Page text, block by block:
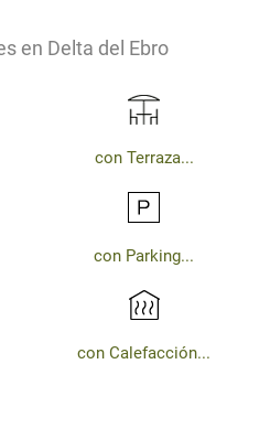
en Delta del Ebro
con Terraza...
con Parking...
con Calefacción...